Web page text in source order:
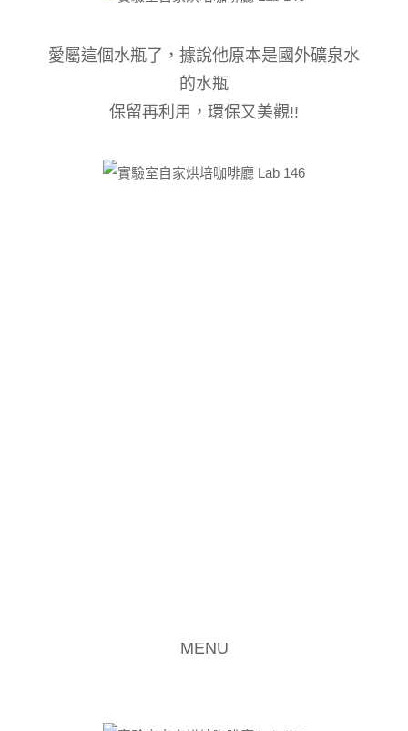
愛屬這個水瓶了，據說他原本是國外礦泉水
的水瓶
保留再利用，環保又美觀!!
MENU